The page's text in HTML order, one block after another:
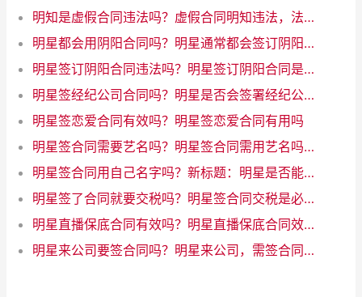
明知是虚假合同违法吗？虚假合同明知违法，法律禁止行为
明星都会用阴阳合同吗？明星通常都会签订阴阳合同吗？
明星签订阴阳合同违法吗？明星签订阴阳合同是否违法？
明星签经纪公司合同吗？明星是否会签署经纪公司合同？
明星签恋爱合同有效吗？明星签恋爱合同有用吗
明星签合同需要艺名吗？明星签合同需用艺名吗？
明星签合同用自己名字吗？新标题：明星是否能用自己的名字签合同？
明星签了合同就要交税吗？明星签合同交税是必须的
明星直播保底合同有效吗？明星直播保底合同效力如何
明星来公司要签合同吗？明星来公司，需签合同吗？